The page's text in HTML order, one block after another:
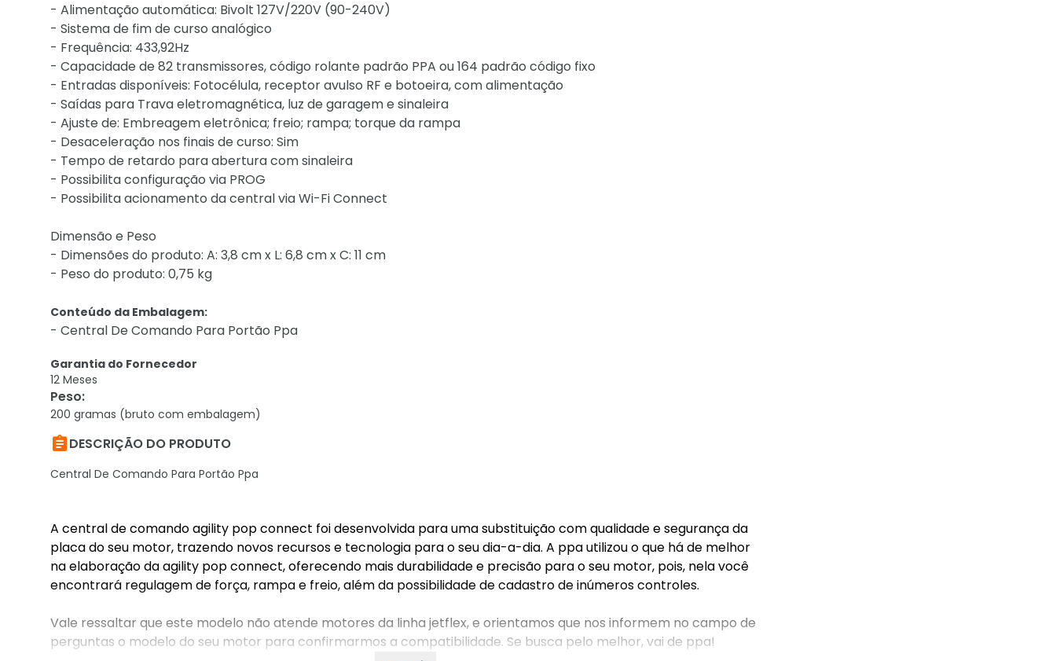
- Alimentação automática: Bivolt 127V/220V (90-240V)
- Sistema de fim de curso analógico
- Frequência: 433,92Hz
- Capacidade de 82 transmissores, código rolante padrão PPA ou 164 padrão código fixo
- Entradas disponíveis: Fotocélula, receptor avulso RF e botoeira, com alimentação
- Saídas para Trava eletromagnética, luz de garagem e sinaleira
- Ajuste de: Embreagem eletrônica; freio; rampa; torque da rampa
- Desaceleração nos finais de curso: Sim
- Tempo de retardo para abertura com sinaleira
- Possibilita configuração via PROG
- Possibilita acionamento da central via Wi-Fi Connect
Dimensão e Peso
- Dimensões do produto: A: 3,8 cm x L: 6,8 cm x C: 11 cm
- Peso do produto: 0,75 kg
Conteúdo da Embalagem:
- Central De Comando Para Portão Ppa
Garantia do Fornecedor
12 Meses
Peso:
200 gramas (bruto com embalagem)
DESCRIÇÃO DO PRODUTO
Central De Comando Para Portão Ppa
A central de comando agility pop connect foi desenvolvida para uma substituição com qualidade e segurança da
placa do seu motor, trazendo novos recursos e tecnologia para o seu dia-a-dia. A ppa utilizou o que há de melhor
na elaboração da agility pop connect, oferecendo mais durabilidade e precisão para o seu motor, pois, nela você
encontrará regulagem de força, rampa e freio, além da possibilidade de cadastro de inúmeros controles.
Vale ressaltar que este modelo não atende motores da linha jetflex, e orientamos que nos informem no campo de
perguntas o modelo do seu motor para confirmarmos a compatibilidade. Se busca pelo melhor, vai de ppa!